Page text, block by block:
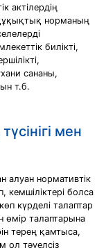
актілердің
норманың
билікті,
сананы,
т.б.
мен
алуан нормативтік
кемшіліктері болса
күрделі талаптар
талаптарына
терең қамтыса,
ол тәуелсіз